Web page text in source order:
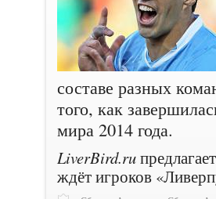
составе разных
того, как
мира 2014 года.
LiverBird.ru
ждёт игроков